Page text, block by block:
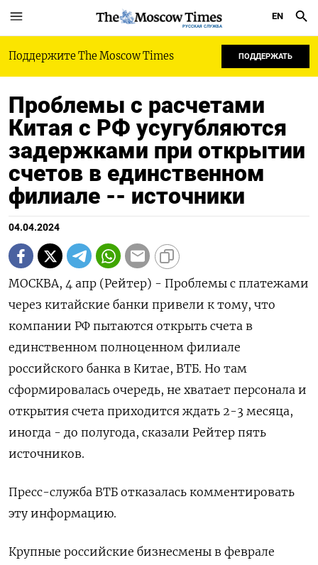
РУССКАЯ СЛУЖБА
EN
Поддержите The Moscow Times ПОДДЕРЖАТЬ
Проблемы с расчетами
Китая с РФ усугубляются
задержками при открытии
счетов в единственном
филиале -- источники
04.04.2024
МОСКВА, 4 апр (Рейтер) - Проблемы с платежами
через китайские банки привели к тому, что
компании РФ пытаются открыть счета в
единственном полноценном филиале
российского банка в Китае, ВТБ. Но там
сформировалась очередь, не хватает персонала и
открытия счета приходится ждать 2-3 месяца,
иногда - до полугода, сказали Рейтер пять
источников.
Пресс-служба ВТБ отказалась комментировать
эту информацию.
Крупные российские бизнесмены в феврале